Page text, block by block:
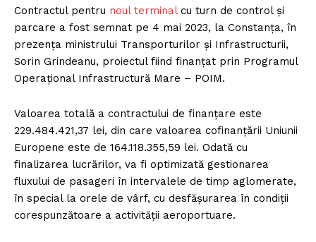
Contractul pentru noul terminalcu turn de control și
parcare a fost semnat pe 4 mai 2023, la Constanța, în
prezența ministrului Transporturilor și Infrastructurii,
Sorin Grindeanu, proiectul fiind finanțat prin Programul
Operațional Infrastructură Mare – POIM.
Valoarea totală a contractului de finanțare este
229.484.421,37 lei, din care valoarea cofinanțării Uniunii
Europene este de 164.118.355,59 lei. Odată cu
finalizarea lucrărilor, va fi optimizată gestionarea
fluxului de pasageri în intervalele de timp aglomerate,
în special la orele de vârf, cu desfășurarea în condiții
corespunzătoare a activității aeroportuare.